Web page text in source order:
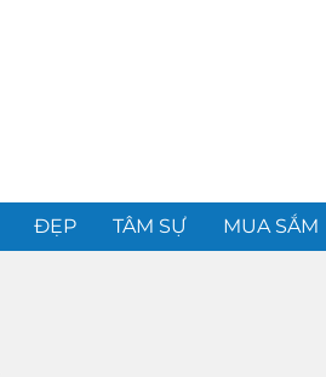
ĐẸP TÂM SỰ MUA SẮM